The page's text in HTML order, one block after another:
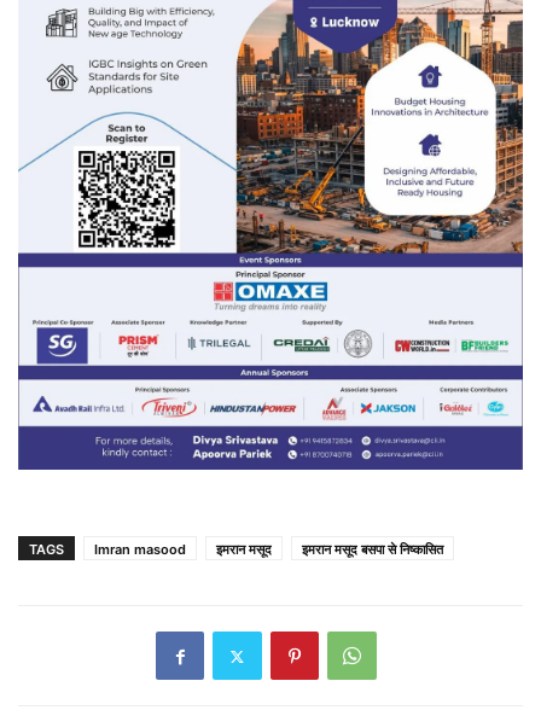
TAGS Imran masood इमरान मसूद इमरान मसूद बसपा से निष्कासित